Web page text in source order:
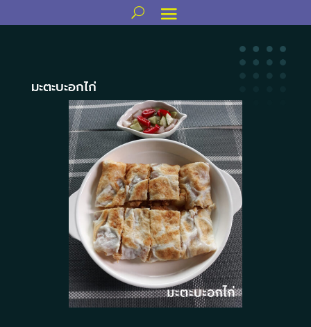
มะตะบะอกไก่